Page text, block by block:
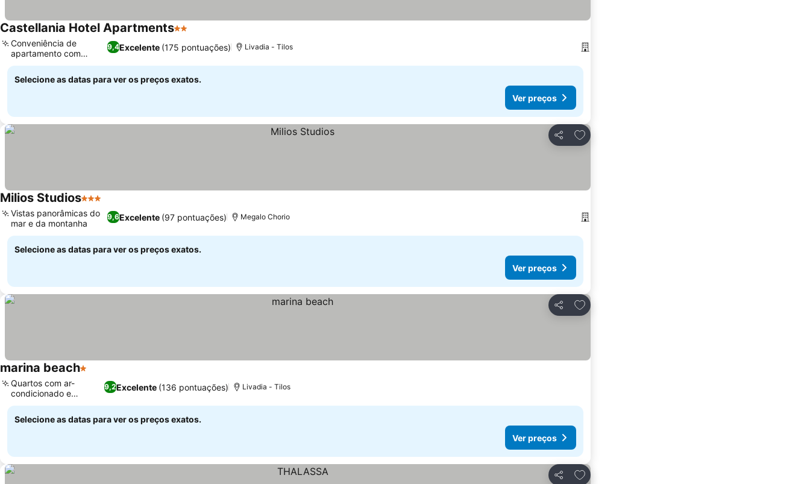
Castellania Hotel Apartments2 Estrelas
9,4Excelente (175 pontuações)
Conveniência de
apartamento com
cozinha
Livadia - Tilos
Selecione as datas para ver os preços exatos.
Ver preços
Partilhar
Adicionar aos favoritos
Milios Studios3 Estrelas
9,6Excelente (97 pontuações)
Vistas panorâmicas do
mar e da montanha
Megalo Chorio
Selecione as datas para ver os preços exatos.
Ver preços
Partilhar
Adicionar aos favoritos
marina beach1 Estrelas
9,2Excelente (136 pontuações)
Quartos com ar-
condicionado e
varanda
Livadia - Tilos
Selecione as datas para ver os preços exatos.
Ver preços
Partilhar
Adicionar aos favoritos